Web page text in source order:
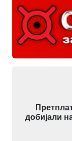
добијали